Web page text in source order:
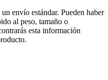
envío estándar. Pueden haber
al peso, tamaño o
esta información